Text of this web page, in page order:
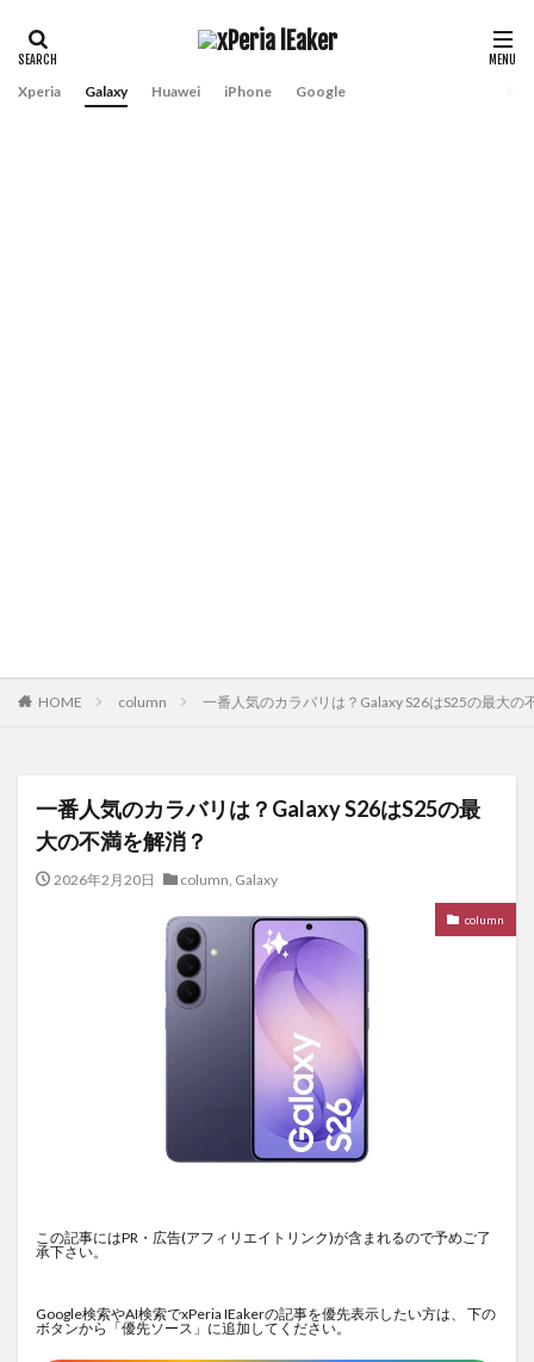
Xperia Galaxy Huawei iPhone Google
HOME column 一番人気のカラバリは？Galaxy S26はS25の最大の
一番人気のカラバリは？Galaxy S26はS25の最
大の不満を解消？
2026年2月20日 column, Galaxy
column
この記事にはPR・広告(アフィリエイトリンク)が含まれるので予めご了
承下さい。
Google検索やAI検索でxPeria IEakerの記事を優先表示したい方は、 下の
ボタンから「優先ソース」に追加してください。